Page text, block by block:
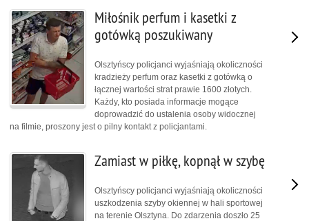
Miłośnik perfum i kasetki z
gotówką poszukiwany
Olsztyńscy policjanci wyjaśniają okoliczności
kradzieży perfum oraz kasetki z gotówką o
łącznej wartości strat prawie 1600 złotych.
Każdy, kto posiada informacje mogące
doprowadzić do ustalenia osoby widocznej
na filmie, proszony jest o pilny kontakt z policjantami.
Zamiast w piłkę, kopnął w szybę
Olsztyńscy policjanci wyjaśniają okoliczności
uszkodzenia szyby okiennej w hali sportowej
na terenie Olsztyna. Do zdarzenia doszło 25